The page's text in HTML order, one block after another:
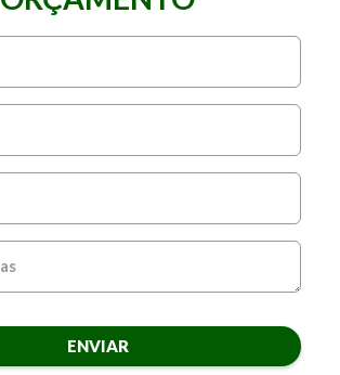
ENVIAR